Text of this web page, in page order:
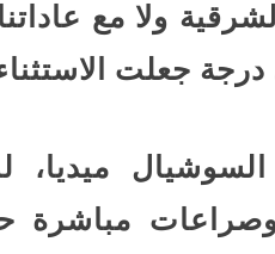
ولا مع
جعلت
ميديا،
مباشرة